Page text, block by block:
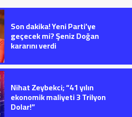
Son dakika! Yeni Parti’ye
geçecek mi? Şeniz Doğan
kararını verdi
Nihat Zeybekci; “41 yılın
ekonomik maliyeti 3 Trilyon
Dolar!”